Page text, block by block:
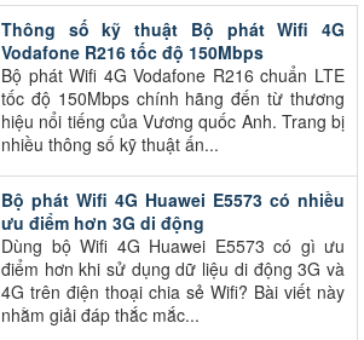
Thông số kỹ thuật Bộ phát Wifi 4G
Vodafone R216 tốc độ 150Mbps
Bộ phát Wifi 4G Vodafone R216 chuẩn LTE
tốc độ 150Mbps chính hãng đến từ thương
hiệu nổi tiếng của Vương quốc Anh. Trang bị
nhiều thông số kỹ thuật ấn...
Bộ phát Wifi 4G Huawei E5573 có nhiều
ưu điểm hơn 3G di động
Dùng bộ Wifi 4G Huawei E5573 có gì ưu
điểm hơn khi sử dụng dữ liệu di động 3G và
4G trên điện thoại chia sẻ Wifi? Bài viết này
nhằm giải đáp thắc mắc...